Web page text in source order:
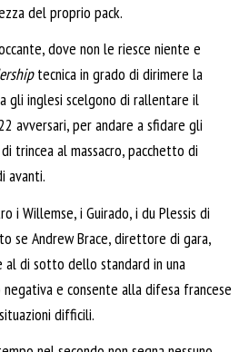
del proprio pack.
dove non le riesce niente e
tecnica in grado di dirimere la
gli inglesi scelgono di rallentare il
avversari, per andare a sfidare gli
trincea al massacro, pacchetto di
avanti.
i Willemse, i Guirado, i du Plessis di
se Andrew Brace, direttore di gara,
al di sotto dello standard in una
e consente alla difesa francese
difficili.